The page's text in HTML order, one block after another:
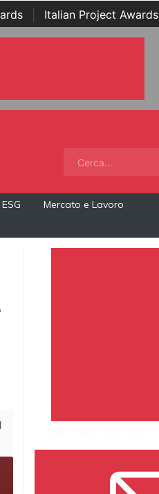
Italian Project Awards
ESG
Mercato e Lavoro